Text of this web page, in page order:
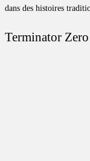
dans des histoires
Terminator